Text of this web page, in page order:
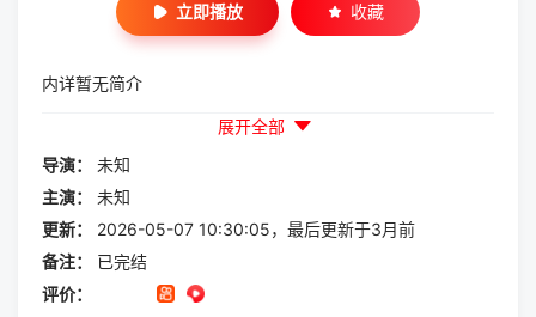
立即播放 收藏
内详暂无简介
展开全部
导演：
未知
主演：
未知
更新：
2026-05-07 10:30:05，最后更新于3月前
备注：
已完结
评价：